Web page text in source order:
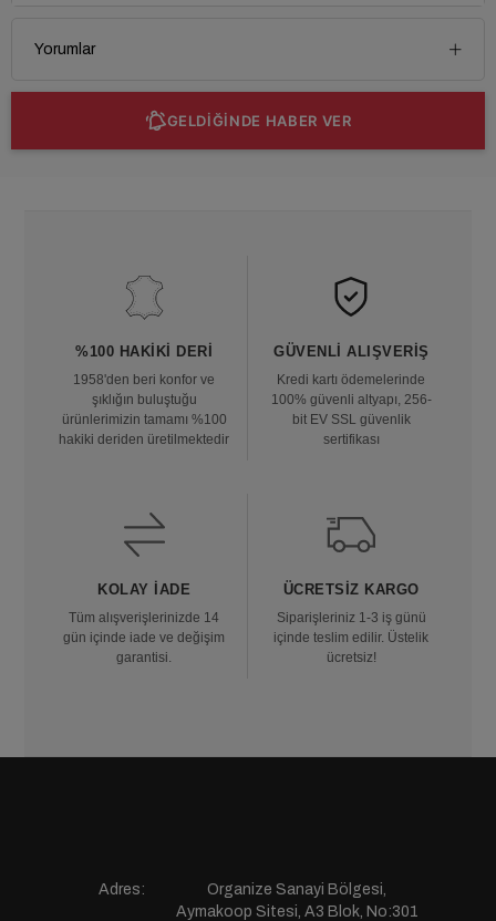
Yorumlar
GELDİĞİNDE HABER VER
%100 HAKIKI DERI
1958'den beri konfor ve
şıklığın buluştuğu
ürünlerimizin tamamı %100
hakiki deriden üretilmektedir
GÜVENLI ALIŞVERIŞ
Kredi kartı ödemelerinde
100% güvenli altyapı, 256-
bit EV SSL güvenlik
sertifikası
KOLAY İADE
Tüm alışverişlerinizde 14
gün içinde iade ve değişim
garantisi.
ÜCRETSIZ KARGO
Siparişleriniz 1-3 iş günü
içinde teslim edilir. Üstelik
ücretsiz!
Adres:
Organize Sanayi Bölgesi,
Aymakoop Sitesi, A3 Blok, No:301